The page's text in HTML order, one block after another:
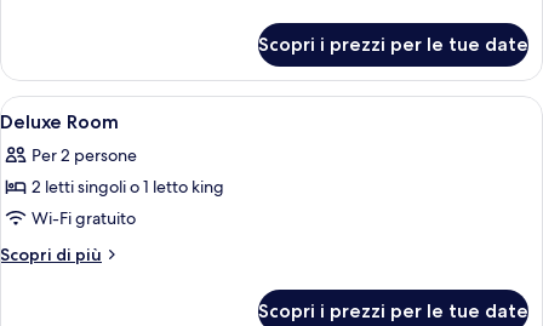
With
Kitchenette
And
Den
Access
Executive
Room
With
And
Den
Scopri i prezzi per le tue date
Apri
tutte
le
foto
per
Deluxe
Una cassaforte in camera, una
5
Deluxe Room
Per 2 persone
2 letti singoli o 1 letto king
Wi-Fi gratuito
Scopri di più
Altri
Scopri i prezzi per le tue date